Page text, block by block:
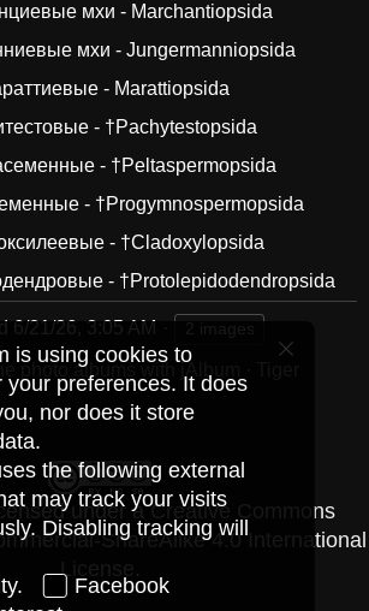
мхи - Marchantiopsida
мхи - Jungermanniopsida
- Marattiopsida
- †Pachytestopsida
- †Peltaspermopsida
- †Progymnospermopsida
- †Cladoxylopsida
- †Protolepidodendropsida
6/21/26, 3:05 AM
photo albums with jAlbum
under aCreative Commons
ShareAlike 4.0 International
License
is using cookies to
your preferences. It does
nor does it store
the following external
may track your visits
Disabling tracking will
Facebook